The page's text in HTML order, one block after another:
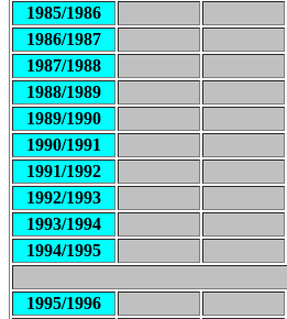
1985/1986
1986/1987
1987/1988
1988/1989
1989/1990
1990/1991
1991/1992
1992/1993
1993/1994
1994/1995
1995/1996